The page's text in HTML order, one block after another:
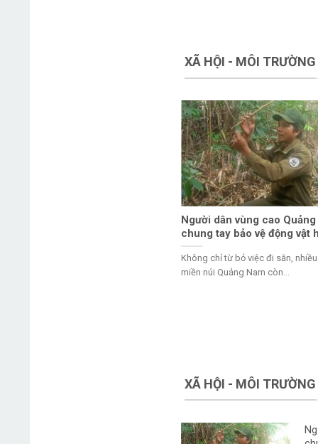
XÃ HỘI - MÔI TRƯỜNG
Người dân vùng cao Quảng
chung tay bảo vệ động vật
Không chỉ từ bỏ việc đi săn,
miền núi Quảng Nam còn...
XÃ HỘI - MÔI TRƯỜNG